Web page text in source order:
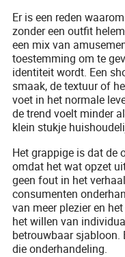
Er is een reden
zonder een outfit
een mix van
toestemming om te
identiteit wordt. Een
smaak, de textuur of
voet in het normale
de trend voelt minder
klein stukje
Het grappige is dat de
omdat het wat opzet
geen fout in het
consumenten
van meer plezier en
het willen van
betrouwbaar sjabloon.
die onderhandeling.